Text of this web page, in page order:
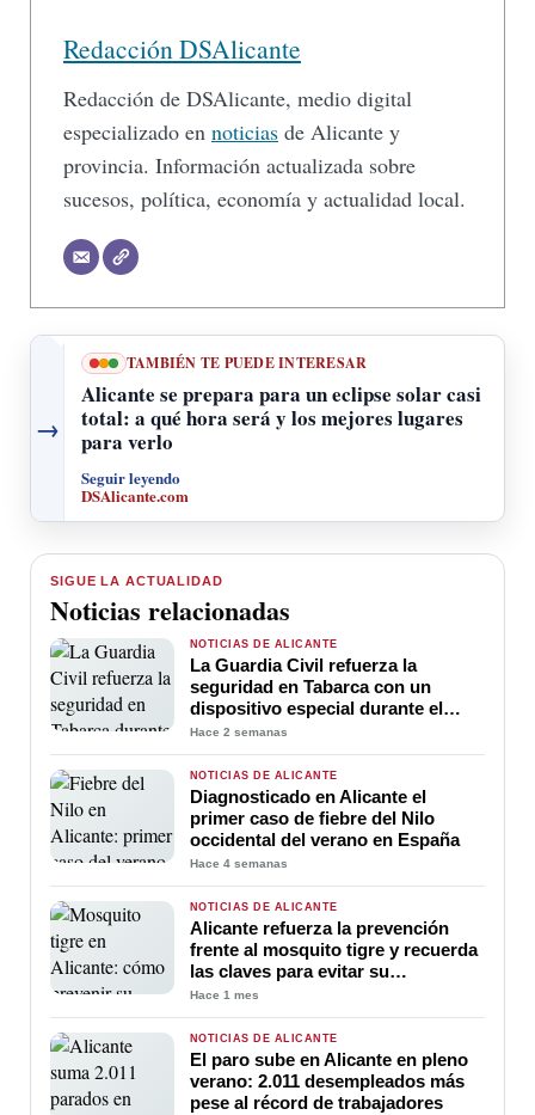
Redacción DSAlicante
Redacción de DSAlicante, medio digital
especializado en noticias de Alicante y
provincia. Información actualizada sobre
sucesos, política, economía y actualidad local.
→
TAMBIÉN TE PUEDE INTERESAR
Alicante se prepara para un eclipse solar casi
total: a qué hora será y los mejores lugares
para verlo
Seguir leyendo
DSAlicante.com
SIGUE LA ACTUALIDAD
Noticias relacionadas
NOTICIAS DE ALICANTE
La Guardia Civil refuerza la
seguridad en Tabarca con un
dispositivo especial durante el
verano
Hace 2 semanas
NOTICIAS DE ALICANTE
Diagnosticado en Alicante el
primer caso de fiebre del Nilo
occidental del verano en España
Hace 4 semanas
NOTICIAS DE ALICANTE
Alicante refuerza la prevención
frente al mosquito tigre y recuerda
las claves para evitar su
proliferación durante el verano
Hace 1 mes
NOTICIAS DE ALICANTE
El paro sube en Alicante en pleno
verano: 2.011 desempleados más
pese al récord de trabajadores